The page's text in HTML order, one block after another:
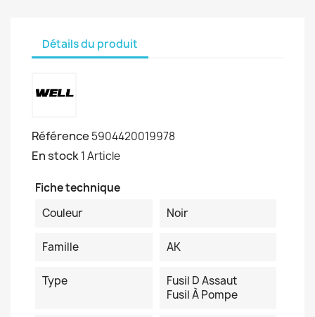
Détails du produit
Référence 5904420019978
En stock1 Article
Fiche technique
Couleur
Noir
Famille AK
Type
Fusil D Assaut
Fusil À Pompe